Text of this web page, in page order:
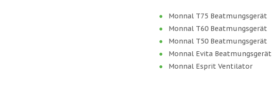
Monnal T75 Beatmungsgerät
Monnal T60 Beatmungsgerät
Monnal T50 Beatmungsgerät
Monnal Evita Beatmungsgerät
Monnal Esprit Ventilator